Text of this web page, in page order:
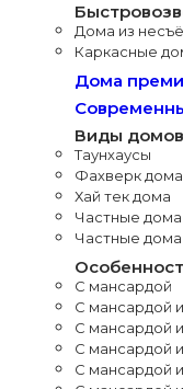
Дома из
Каркасные
Дома
Виды домов
Таунхаусы
Фахверк дома
Хай тек дома
Частные дома
Частные дома
С мансардой
С мансардой
С мансардой
С мансардой
С мансардой